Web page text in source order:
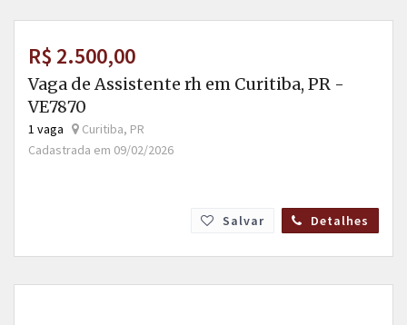
R$ 2.500,00
Vaga de Assistente rh em Curitiba, PR -
VE7870
1 vaga
Curitiba, PR
Cadastrada em 09/02/2026
Salvar Detalhes